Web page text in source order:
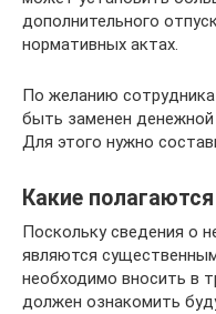
дополнительного
нормативных актах.
По желанию
быть заменен
Для этого нужно
Какие
Поскольку сведения о
являются
необходимо вносить в
должен ознакомить